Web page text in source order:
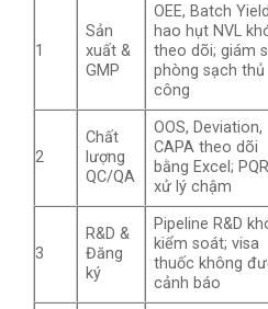
1
Sản
xuất &
GMP
OEE, Batch
hao hụt NVL
theo dõi; giám
phòng sạch thủ
công
2
Chất
lượng
QC/QA
OOS, Deviation,
CAPA theo dõi
bằng Excel; PQR
xử lý chậm
3
R&D &
Đăng
ký
Pipeline R&D
kiểm soát; visa
thuốc không
cảnh báo